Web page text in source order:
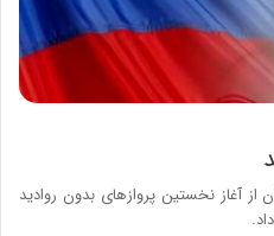
از آغاز نخستین پروازهای بدون روادید